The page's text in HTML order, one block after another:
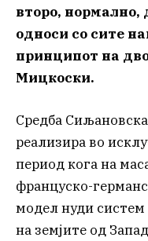
второ, нормално,
односи со сите
принципот на
Мицкоски.
Средба
реализира во
период кога на
француско-
модел нуди систем
на земјите од